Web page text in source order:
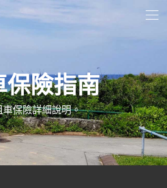
保險指南
車保險詳細說明。